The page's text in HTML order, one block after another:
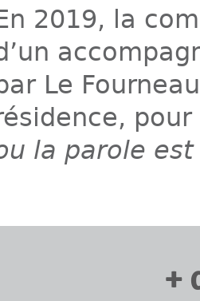
2019, la
Le
la parole
+